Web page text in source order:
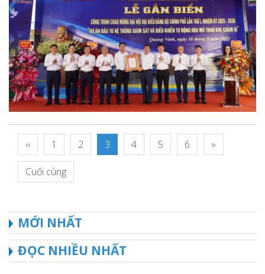
‹‹ 1 2 3 4 5 6 »
Cuối cùng
MỚI NHẤT
ĐỌC NHIỀU NHẤT